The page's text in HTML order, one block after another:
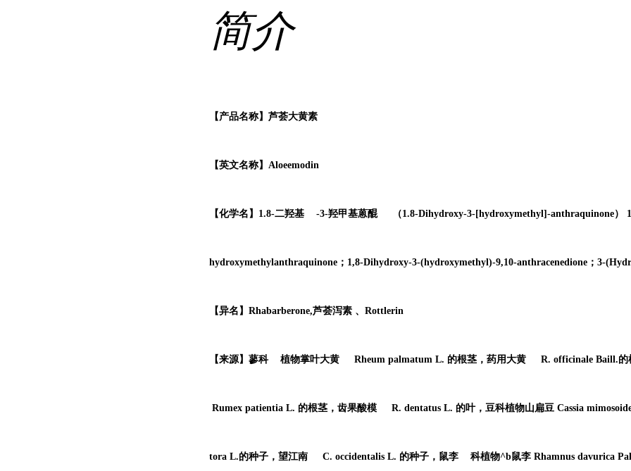
简介
【产品名称】芦荟大黄素
【英文名称】Aloeemodin
【化学名】1.8-二羟基 -3-羟甲基蒽醌 （1.8-Dihydroxy-3-[hydroxymethyl]-anthraquinone）
hydroxymethylanthraquinone；1,8-Dihydroxy-3-(hydroxymethyl)-9,10-anthracenedione；3-
【异名】Rhabarberone,芦荟泻素 、Rottlerin
【来源】 蓼科 植物掌叶大黄 Rheum palmatum L. 的根茎， 药用大黄 R. officinale Baill.的
Rumex patientia L. 的根茎， 齿果酸模 R. dentatus L. 的叶，豆科植物山扁豆 Cassia
tora L.的种子， 望江南 C. occidentalis L. 的种子， 鼠李 科植物^b鼠李 Rhamnus davurica